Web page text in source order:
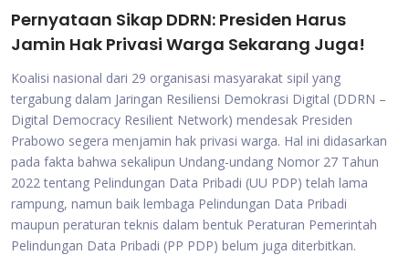
Pernyataan Sikap DDRN: Presiden Harus
Jamin Hak Privasi Warga Sekarang Juga!
Koalisi nasional dari 29 organisasi masyarakat sipil yang
tergabung dalam Jaringan Resiliensi Demokrasi Digital (DDRN –
Digital Democracy Resilient Network) mendesak Presiden
Prabowo segera menjamin hak privasi warga. Hal ini didasarkan
pada fakta bahwa sekalipun Undang-undang Nomor 27 Tahun
2022 tentang Pelindungan Data Pribadi (UU PDP) telah lama
rampung, namun baik lembaga Pelindungan Data Pribadi
maupun peraturan teknis dalam bentuk Peraturan Pemerintah
Pelindungan Data Pribadi (PP PDP) belum juga diterbitkan.